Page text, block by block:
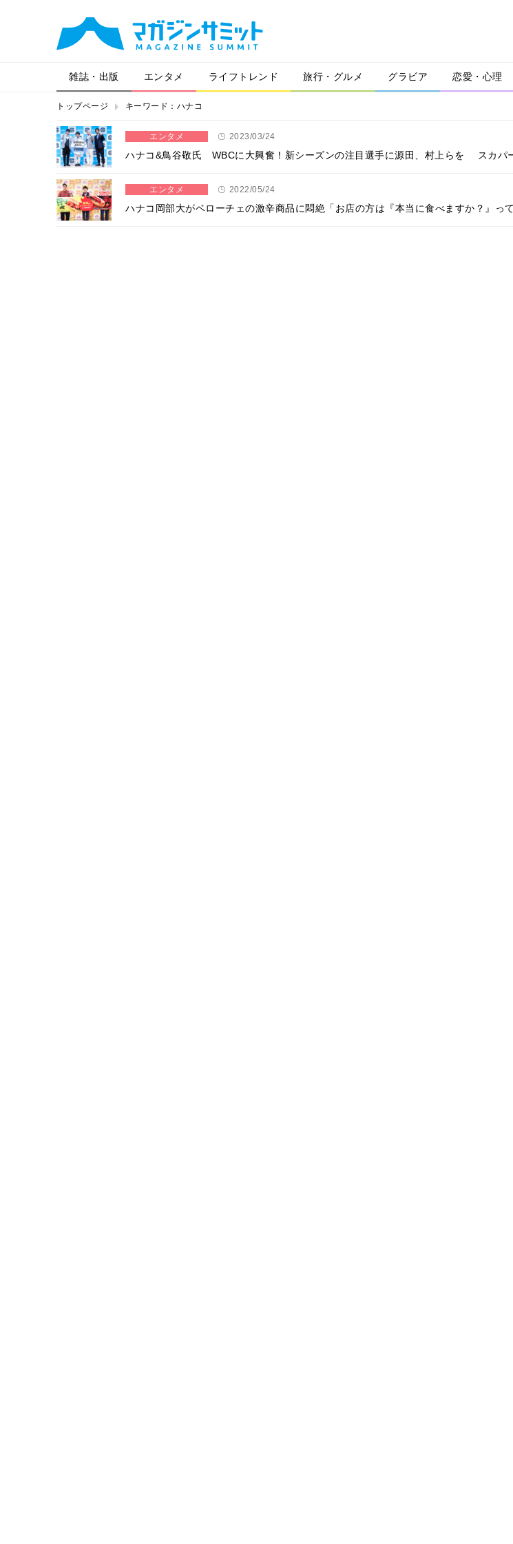
雑誌・出版 エンタメ ライフトレンド 旅行・グルメ グラビア 恋愛・心理
トップページ キーワード：ハナコ
エンタメ 2023/03/24
ハナコ&鳥谷敬氏 WBCに大興奮！新シーズンの注目選手に源田、村上らを スカパ
エンタメ 2022/05/24
ハナコ岡部大がベローチェの激辛商品に悶絶「お店の方は『本当に食べますか？』っ